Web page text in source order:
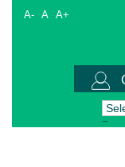
A- A A+